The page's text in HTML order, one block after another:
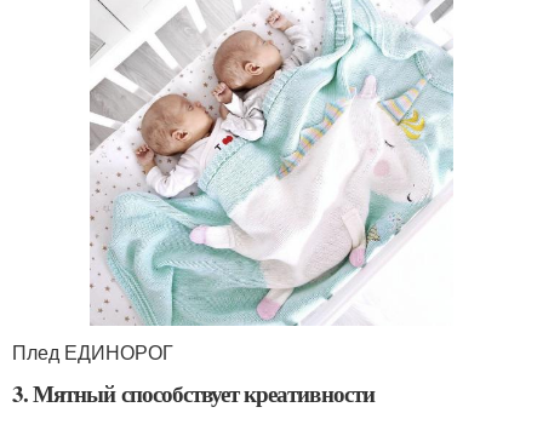
Плед ЕДИНОРОГ
3. Мятный способствует креативности